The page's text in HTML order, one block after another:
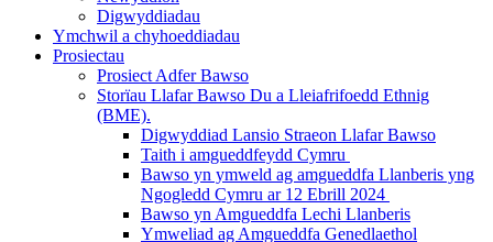
Digwyddiadau
Ymchwil a chyhoeddiadau
Prosiectau
Prosiect Adfer Bawso
Storïau Llafar Bawso Du a Lleiafrifoedd Ethnig
(BME).
Digwyddiad Lansio Straeon Llafar Bawso
Taith i amgueddfeydd Cymru
Bawso yn ymweld ag amgueddfa Llanberis yng
Ngogledd Cymru ar 12 Ebrill 2024
Bawso yn Amgueddfa Lechi Llanberis
Ymweliad ag Amgueddfa Genedlaethol